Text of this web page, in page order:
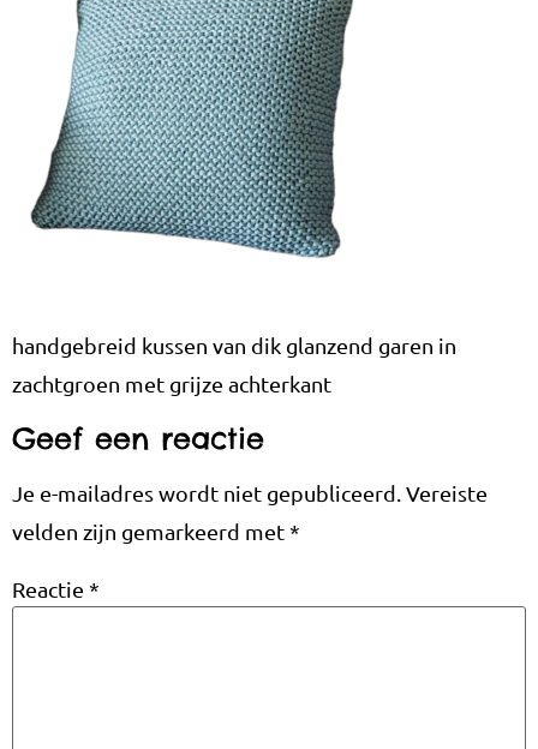
handgebreid kussen van dik glanzend garen in
zachtgroen met grijze achterkant
Geef een reactie
Je e-mailadres wordt niet gepubliceerd. Vereiste
velden zijn gemarkeerd met*
Reactie *